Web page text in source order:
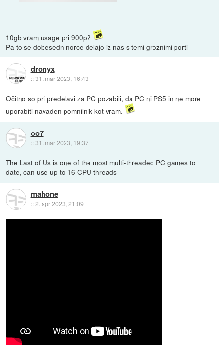
10gb vram usage pri 900p?
Pa to se dobesedn norce delajo iz nas s temi groznimi porti
dronyx
::31. mar 2023, 16:43
Očitno so pri predelavi za PC pozabili, da PC ni PS5 in ne more
uporabiti navaden pomnilnik kot vram.
oo7
::31. mar 2023, 19:37
The Last of Us is one of the most multi-threaded PC games to
date, can use up to 16 CPU threads
mahone
::2. apr 2023, 21:09